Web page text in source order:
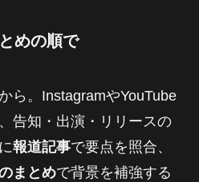
めの順で
ら。InstagramやYouTube
告知・出演・リリースの
報道記事で要点を照合、
まとめで背景を補強する